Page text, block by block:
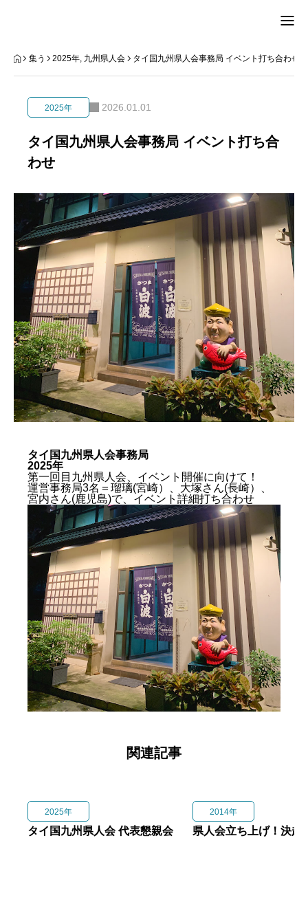
TOP
ひと
知る
入会
県人会について 集う 入会する
集う 2025年, 九州県人会 タイ国九州県人会事務局 イベント打ち合わせ
2025年 2026.01.01
タイ国九州県人会事務局 イベント打ち合
わせ
タイ国九州県人会事務局
2025年
第一回目九州県人会、 イベント開催に向けて！
運営事務局3名＝ 瑠璃(宮崎）、大塚さん(長崎）、
宮内さん(鹿児島)で、 イベント詳細打ち合わせ
関連記事
2025年
タイ国九州県人会 代表懇親会
2014年
県人会立ち上げ！決起